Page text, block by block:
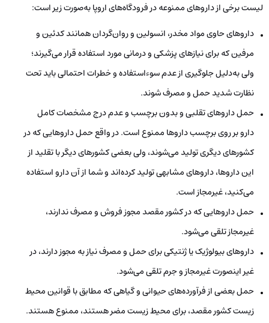
لیست برخی از داروهای ممنوعه در فرودگاه‌های اروپا به‌صورت زیر است:
داروهای حاوی مواد مخدر، انسولین و روان‌گردان همانند کدئین و
مرفین که برای نیازهای پزشکی و درمانی مورد استفاده قرار می‌گیرند؛
ولی به‌دلیل جلوگیری از عدم سوءاستفاده و خطرات احتمالی باید تحت
نظارت شدید حمل و مصرف شوند.
حمل داروهای تقلبی و بدون برچسب و عدم درج مشخصات کامل
دارو بر روی برچسب داروها ممنوع است. در واقع حمل داروهایی که در
کشورهای دیگری تولید می‌شوند، ولی بعضی کشورهای دیگر با تقلید از
این داروها، داروهای مشابهی تولید کرده‌اند و شما از آن دارو استفاده
می‌کنید، غیرمجاز است.
حمل داروهایی که در کشور مقصد مجوز فروش و مصرف ندارند،
غیرمجاز تلقی می‌شود.
داروهای بیولوژیک یا ژنتیکی برای حمل و مصرف نیاز به مجوز دارند، در
غیر اینصورت غیرمجاز و جرم تلقی می‌شود.
حمل بعضی از فرآورده‌های حیوانی و گیاهی که مطابق با قوانین محیط
زیست کشور مقصد، برای محیط زیست مضر هستند، ممنوع هستند.